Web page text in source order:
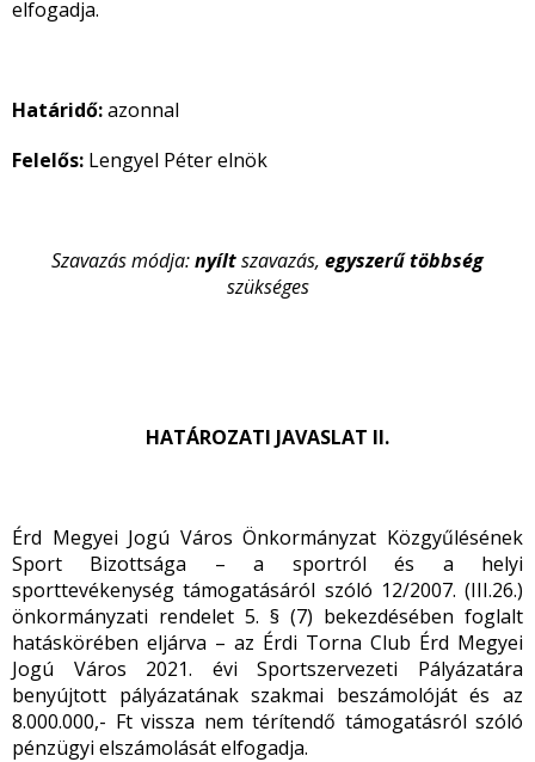
elfogadja.
Határidő:azonnal
Felelős: Lengyel Péter elnök
Szavazás módja:nyíltszavazás, egyszerűtöbbség
szükséges
HATÁROZATI JAVASLAT II.
Érd Megyei Jogú Város Önkormányzat Közgyűlésének
Sport Bizottsága – a sportról és a helyi
sporttevékenység támogatásáról szóló 12/2007. (III.26.)
önkormányzati rendelet 5. § (7) bekezdésében foglalt
hatáskörében eljárva – az Érdi Torna Club Érd Megyei
Jogú Város 2021. évi Sportszervezeti Pályázatára
benyújtott pályázatának szakmai beszámolóját és az
8.000.000,- Ft vissza nem térítendő támogatásról szóló
pénzügyi elszámolását elfogadja.